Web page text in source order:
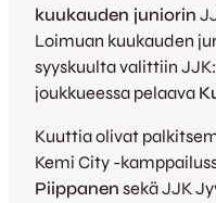
kuukauden juniorin
Loimuan kuukauden
syyskuulta valittiin
joukkueessa pelaava
Kuuttia olivat
Kemi City -
Piippanen sekä JJK